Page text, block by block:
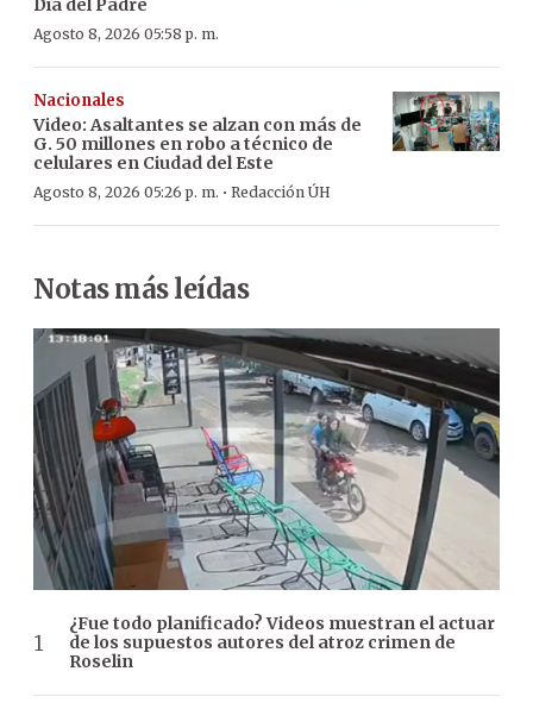
Día del Padre
Agosto 8, 2026 05:58 p. m.
Nacionales
Video: Asaltantes se alzan con más de
G. 50 millones en robo a técnico de
celulares en Ciudad del Este
Agosto 8, 2026 05:26 p. m. · Redacción ÚH
Notas más leídas
¿Fue todo planificado? Videos muestran el actuar
de los supuestos autores del atroz crimen de
Roselin